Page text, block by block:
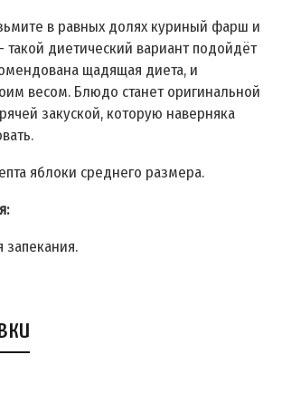
в равных долях куриный фарш и
диетический вариант подойдёт
щадящая диета, и
весом. Блюдо станет оригинальной
закуской, которую наверняка
яблоки среднего размера.